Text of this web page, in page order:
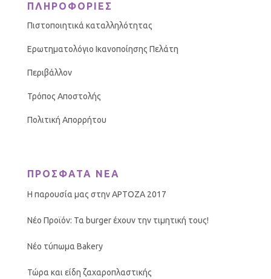
ΠΛΗΡΟΦΟΡΙΕΣ
Πιστοποιητικά καταλληλότητας
Ερωτηματολόγιο Ικανοποίησης Πελάτη
Περιβάλλον
Τρόπος Αποστολής
Πολιτική Απορρήτου
ΠΡΟΣΦΑΤΑ ΝΕΑ
Η παρουσία μας στην ΑΡΤΟΖΑ 2017
Νέο Προϊόν: Τα burger έχουν την τιμητική τους!
Νέο τύπωμα Bakery
Τώρα και είδη ζαχαροπλαστικής